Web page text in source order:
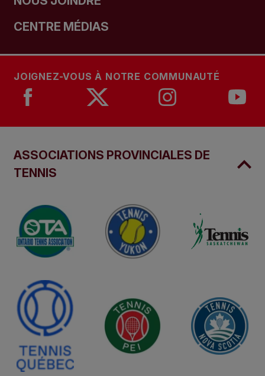
CENTRE MÉDIAS
JOIGNEZ-VOUS À NOTRE COMMUNAUTÉ
ASSOCIATIONS PROVINCIALES DE
TENNIS